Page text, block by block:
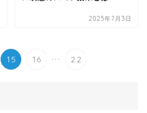
2025年7月3日
15 16 ... 22